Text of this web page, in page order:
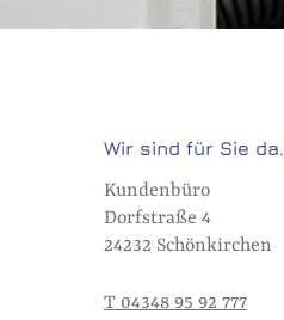
Wir sind für Sie da.
Kundenbüro
Dorfstraße 4
24232 Schönkirchen
T 04348 95 92 777